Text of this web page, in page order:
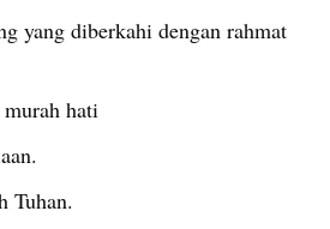
yang diberkahi dengan rahmat
hati
Tuhan.